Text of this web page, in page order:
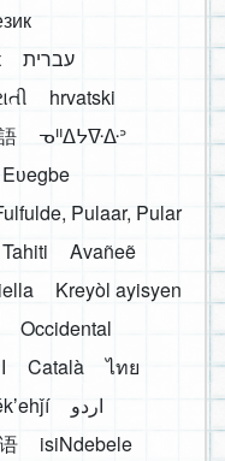
עברית
hrvatski
ᓀᐦᐃᔭᐍᐏᐣ
Eʋegbe
Pulaar, Pular
Avañeẽ
Kreyòl ayisyen
Occidental
Català
ไทย
اردو
isiNdebele